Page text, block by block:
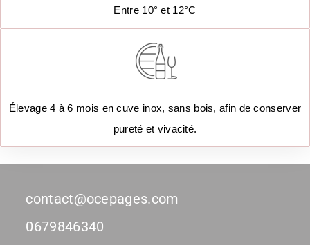
Entre 10° et 12°C
Élevage 4 à 6 mois en cuve inox, sans bois, afin de conserver
pureté et vivacité.
contact@ocepages.com
0679846340